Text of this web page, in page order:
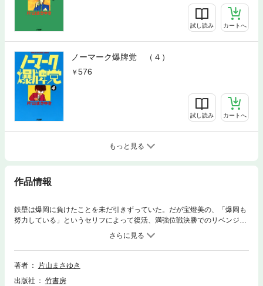
試し読み カートへ
ノーマーク爆牌党 （４）
576
試し読み カートへ
もっと見る
作品情報
鉄壁は爆岡に負けたことを未だ引きずっていた。だが宝燈美の、「爆岡も
努力している」というセリフによって復活、満強位戦決勝でのリベンジを
著者
片山まさゆき
出版社
竹書房